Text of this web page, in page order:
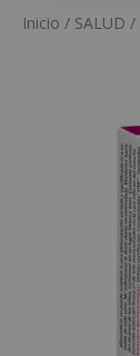
Inicio / SALUD /